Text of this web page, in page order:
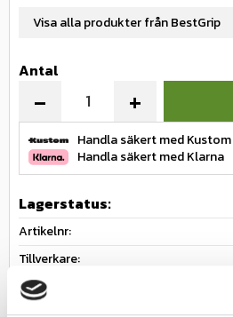
Antal
+
-
Handla säkert med Kustom
Handla säkert med Klarna
Lagerstatus
Artikelnr
Tillverkare
Visa alla produkter från BestGrip